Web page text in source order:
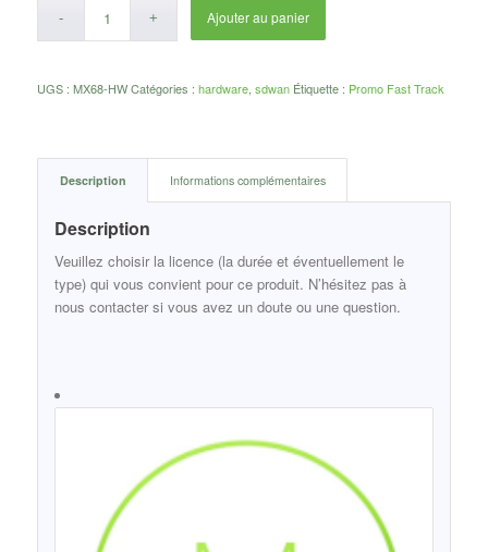
Ajouter au panier
UGS : MX68-HW Catégories : hardware, sdwan Étiquette : Promo Fast Track
Description Informations complémentaires
Description
Veuillez choisir la licence (la durée et éventuellement le
type) qui vous convient pour ce produit. N’hésitez pas à
nous contacter si vous avez un doute ou une question.